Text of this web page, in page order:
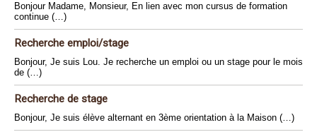
Bonjour Madame, Monsieur, En lien avec mon cursus de formation
continue (…)
Recherche emploi/stage
Bonjour, Je suis Lou. Je recherche un emploi ou un stage pour le mois
de (…)
Recherche de stage
Bonjour, Je suis élève alternant en 3ème orientation à la Maison (…)